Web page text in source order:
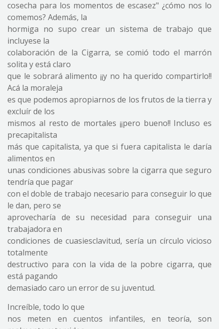
cosecha para los momentos de escasez" ¿cómo nos lo
comemos? Además, la
hormiga no supo crear un sistema de trabajo que
incluyese la
colaboración de la Cigarra, se comió todo el marrón
solita y está claro
que le sobrará alimento ¡¡y no ha querido compartirlo!!
Acá la moraleja
es que podemos apropiarnos de los frutos de la tierra y
excluír de los
mismos al resto de mortales ¡¡pero bueno!! Incluso es
precapitalista
más que capitalista, ya que si fuera capitalista le daría
alimentos en
unas condiciones abusivas sobre la cigarra que seguro
tendría que pagar
con el doble de trabajo necesario para conseguir lo que
le dan, pero se
aprovecharía de su necesidad para conseguir una
trabajadora en
condiciones de cuasiesclavitud, sería un círculo vicioso
totalmente
destructivo para con la vida de la pobre cigarra, que
está pagando
demasiado caro un error de su juventud.
Increíble, todo lo que
nos meten en cuentos infantiles, en teoría, son